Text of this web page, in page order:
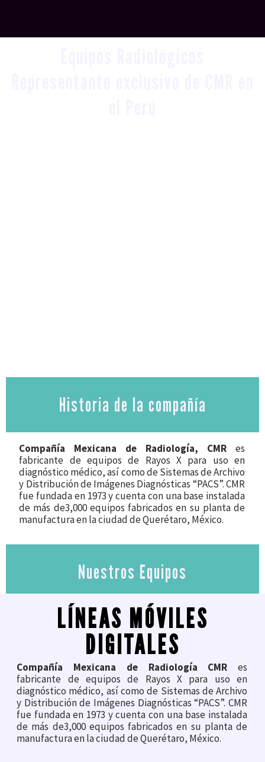
Historia de la compañía
Compañía Mexicana de Radiología, CMR es
fabricante de equipos de Rayos X para uso en
diagnóstico médico, así como de Sistemas de Archivo
y Distribución de Imágenes Diagnósticas “PACS”. CMR
fue fundada en 1973 y cuenta con una base instalada
de más de3,000 equipos fabricados en su planta de
manufactura en la ciudad de Querétaro, México.
Nuestros Equipos
LÍNEAS MÓVILES
DIGITALES
Compañía Mexicana de Radiología CMR es
fabricante de equipos de Rayos X para uso en
diagnóstico médico, así como de Sistemas de Archivo
y Distribución de Imágenes Diagnósticas “PACS”. CMR
fue fundada en 1973 y cuenta con una base instalada
de más de3,000 equipos fabricados en su planta de
manufactura en la ciudad de Querétaro, México.